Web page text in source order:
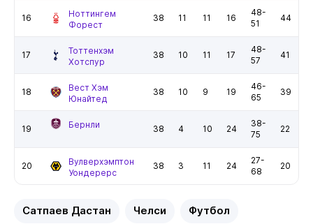
16
Ноттингем
Форест
38 11 11 16
48-
51
44
17
Тоттенхэм
Хотспур
38 10 11 17
48-
57
41
18
Вест Хэм
Юнайтед
38 10 9 19
46-
65
39
19 Бернли 38 4 10 24
38-
75
22
20
Вулверхэмптон
Уондерерс
38 3 11 24
27-
68
20
Сатпаев Дастан Челси Футбол